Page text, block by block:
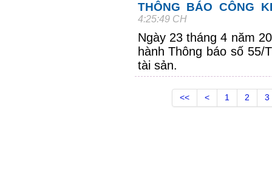
THÔNG BÁO CÔNG
4:25:49 CH
Ngày 23 tháng 4 năm
hành Thông báo số
tài sản.
<< < 1 2 3